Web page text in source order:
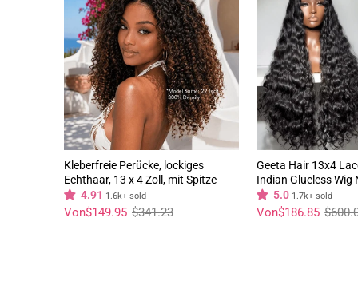
Kleberfreie Perücke, lockiges
Echthaar, 13 x 4 Zoll, mit Spitze
vorne, lockig, gewellt, Bob-Perücke,
vorgezupft, natürlicher Haaransatz
4.91 1.6k+ sold
Normaler
Preis
$341.23
Sonderpreis
Von$149.95
Geeta Hair 13x4
Indian Glueless Wig
300% Density
Plucked
5.0 1.7k+ sold
Normaler
Preis
Sonderpreis
Von$186.85